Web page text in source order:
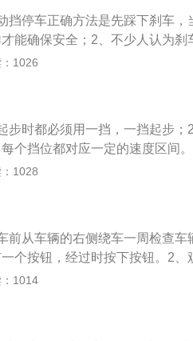
汽车更依靠手机防止溜车，长期
大的地方停车；4、熄火前要关
启动时候，汽车的功率会瞬间加
挡停车正确方法是先踩下刹车，
能确保安全；2、不少人认为刹
是这样会使真空助力器的辅助力
踩刹车，使车辆停止。
1026
步时都必须用一挡，一挡起步；
个挡位都对应一定的速度区间
到40公里、四挡车速40到60公里
能从二挡到四挡或五挡。挡位挂
换挡时要干脆利落，加速加挡时
开车时，切忌换挡低头看，方向
右手脱离换挡器，双手掌握方向
1028
前从车辆的右侧绕车一周检查车
个按钮，经过时按下按钮。2、
进入驾驶舱。3、调整座椅、靠
置，检查仪表盘是否正常。科
踩下。2、二挂：右手将档位挂入
：1014